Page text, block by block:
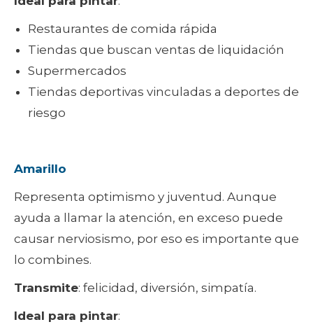
Restaurantes de comida rápida
Tiendas que buscan ventas de liquidación
Supermercados
Tiendas deportivas vinculadas a deportes de
riesgo
Amarillo
Representa optimismo y juventud. Aunque
ayuda a llamar la atención, en exceso puede
causar nerviosismo, por eso es importante que
lo combines.
Transmite: felicidad, diversión, simpatía.
Ideal para pintar: